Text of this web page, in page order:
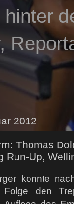
2012
Thomas
Run-Up,
konnte
den